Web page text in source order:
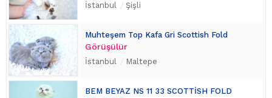
İstanbul Şişli
Muhteşem Top Kafa Gri Scottish Fold
Görüşülür
İstanbul Maltepe
BEM BEYAZ NS 11 33 SCOTTİSH FOLD